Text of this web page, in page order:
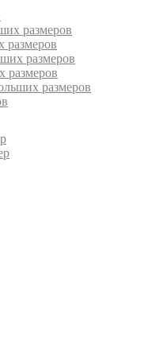
размеров
размеров
размеров
размеров
размеров